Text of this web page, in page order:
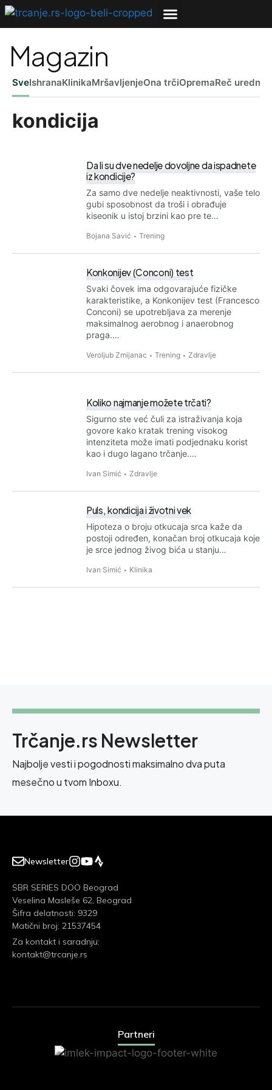
Magazin
SveIshranaKlinikaMršavljenjeOna trčiOpremaReč
kondicija
Da li su dve nedelje dovoljne da ispadnete
iz kondicije?
Za samo dve nedelje neaktivnosti, vaše telo
gubi sposobnost da troši i obrađuje
kiseonik u istoj brzini kao pre te…
Bojana Savić Trening
Konkonijev (Conconi) test
Svaki čovek ima odgovarajuće fizičke
karakteristike, a Konkonijev test (Francesco
Conconi) se upotrebljava za merenje
maksimalnog aerobnog i anaerobnog
praga.…
Veroljub Zmijanac Trening Zdravlje
Koliko najmanje možete trčati?
Sigurno ste već čuli za istraživanja koja
govore kako kratak trening visokog
intenziteta može imati podjednaku korist
kao i dugo lagano trčanje.…
Ivan Simić Zdravlje
Puls, kondicija i životni vek
Hipoteza o broju otkucaja srca kaže da
postoji određen, konačan broj otkucaja koje
je srce jednog živog bića u stanju…
Ivan Simić Klinika
Trčanje.rs Newsletter
Najbolje vesti i pogodnosti maksimalno dva puta
mesečno u tvom Inboxu.
Newsletter
SBR SERIES DOO Beograd
Veselina Masleše 62, Beograd
Šifra delatnosti: 9329
Matični broj: 21537454
Za kontakt i saradnju:
kontakt@trcanje.rs
Partneri